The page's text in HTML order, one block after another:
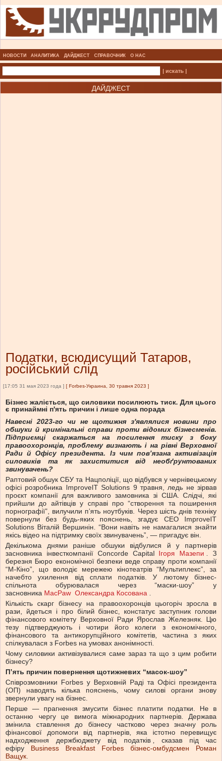
НОВОСТИ АНАЛИТИКА ДАЙДЖЕСТ СПРАВОЧНИК О НАС
| искать |
ДАЙДЖЕСТ
Податки, всюдисущий Татаров,
російський слід
[17:05 31 мая 2023 года ] [ Forbes-Украина, 30 травня 2023 ]
Бізнес жаліється, що силовики посилюють тиск. Для цього
є принаймні п'ять причин і лише одна порада
Навесні 2023-го чи не щотижня з'являлися новини про
обшуки й кримінальні справи проти відомих бізнесменів.
Підприємці скаржаться на посилення тиску з боку
правоохоронців, проблему визнають і на рівні Верховної
Ради й Офісу президента. Із чим повʼязана активізація
силовиків та як захиститися від необґрунтованих
звинувачень?
Раптовий обшук СБУ та Нацполіції, що відбувся у чернівецькому
офісі розробника ImproveIT Solutions 9 травня, ледь не зірвав
проєкт компанії для важливого замовника зі США. Слідчі, які
прийшли до айтівців у справі про “створення та поширення
порнографії”, вилучили пʼять ноутбуків. Через шість днів техніку
повернули без будь-яких пояснень, згадує СЕО ImproveIT
Solutions Віталій Вершинін. “Вони навіть не намагалися знайти
якісь відео на підтримку своїх звинувачень”, — пригадує він.
Декількома днями раніше обшуки відбулися й у партнерів
засновника інвесткомпанії Concorde Capital Ігоря Мазепи . З
березня Бюро економічної безпеки веде справу проти компанії
“М-Кіно”, що володіє мережею кінотеатрів “Мультиплекс”, за
начебто ухилення від сплати податків. У лютому бізнес-
спільнота обурювалася через “маски-шоу” у
засновника MacPaw Олександра Косована .
Кількість скарг бізнесу на правоохоронців цьогоріч зросла в
рази, йдеться і про білий бізнес, констатує заступник голови
фінансового комітету Верховної Ради Ярослав Железняк. Цю
тезу підтверджують і чотири його колеги з економічного,
фінансового та антикорупційного комітетів, частина з яких
спілкувалася з Forbes на умовах анонімності.
Чому силовики активізувалися саме зараз та що з цим робити
бізнесу?
Пʼять причин повернення щотижневих “масок-шоу”
Співрозмовники Forbes у Верховній Раді та Офісі президента
(ОП) наводять кілька пояснень, чому силові органи знову
звернули увагу на бізнес.
Перше — прагнення змусити бізнес платити податки. Не в
останню чергу це вимога міжнародних партнерів. Держава
змінила ставлення до бізнесу частково через значну роль
фінансової допомоги від партнерів, яка істотно перевищує
надходження держбюджету від податків , сказав під час
ефіру Business Breakfast Forbes бізнес-омбудсмен Роман
Ващук.